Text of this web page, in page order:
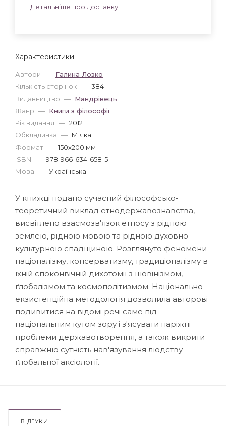
Характеристики
Автори — Галина Лозко
Кількість сторінок — 384
Видавництво — Мандрівець
Жанр — Книги з філософії
Рік видання — 2012
Обкладинка — М'яка
Формат — 150x200 мм
ISBN — 978-966-634-658-5
Мова — Українська
Детальніше про доставку
У книжці подано сучасний філософсько-
теоретичний виклад етнодержавознавства,
висвітлено взаємозв'язок етносу з рідною
землею, рідною мовою та рідною духовно-
культурною спадщиною. Розглянуто феномени
націоналізму, консерватизму, традиціоналізму в
їхній споконвічній дихотомії з шовінізмом,
ґлобалізмом та космополітизмом. Національно-
екзистенційна методологія дозволила авторові
подивитися на відомі речі саме під
національним кутом зору і з'ясувати наріжні
проблеми державотворення, а також викрити
справжню сутність нав'язування людству
ґлобальної аксіології.
ВІДГУКИ